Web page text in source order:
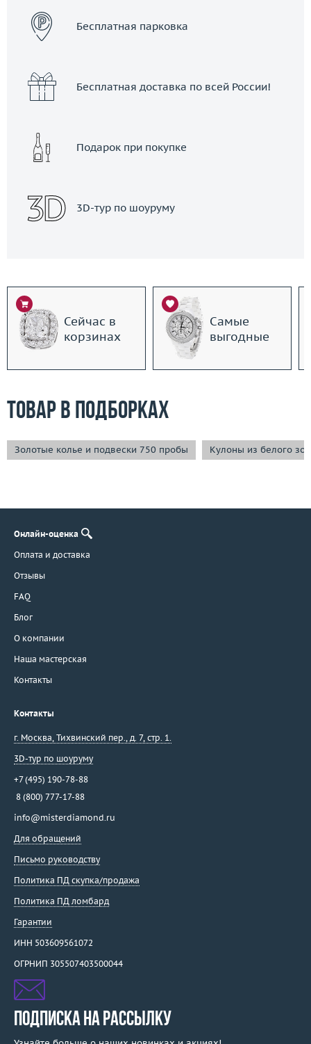
Бесплатная парковка
Бесплатная доставка по всей России!
Подарок при покупке
3D-тур по шоуруму
Сейчас в
корзинах
Самые
выгодные
Товар в подборках
Золотые колье и подвески 750 пробы Кулоны из белого
Онлайн-оценка
Оплата и доставка
Отзывы
FAQ
Блог
О компании
Наша мастерская
Контакты
Контакты
г. Москва, Тихвинский пер., д. 7, стр. 1.
3D-тур по шоуруму
+7 (495) 190-78-88
8 (800) 777-17-88
info@misterdiamond.ru
Для обращений
Письмо руководству
Политика ПД скупка/продажа
Политика ПД ломбард
Гарантии
ИНН 503609561072
ОГРНИП 305507403500044
ПОДПИСКА НА РАССЫЛКУ